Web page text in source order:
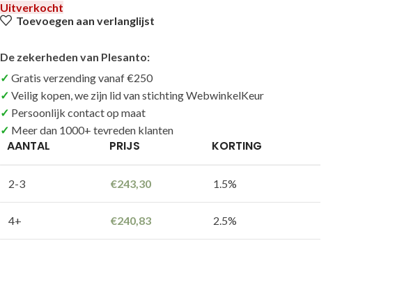
Uitverkocht
Toevoegen aan verlanglijst
De zekerheden van Plesanto:
Gratis verzending vanaf €250
Veilig kopen, we zijn lid van stichting WebwinkelKeur
Persoonlijk contact op maat
Meer dan 1000+ tevreden klanten
AANTAL PRIJS KORTING
2-3 €243,30 1.5%
4+ €240,83 2.5%